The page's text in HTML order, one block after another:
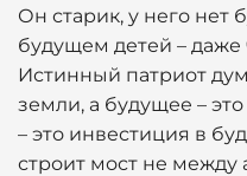
Он старик, у него нет
будущем детей – даже
Истинный патриот
земли, а будущее – это
– это инвестиция в
строит мост не